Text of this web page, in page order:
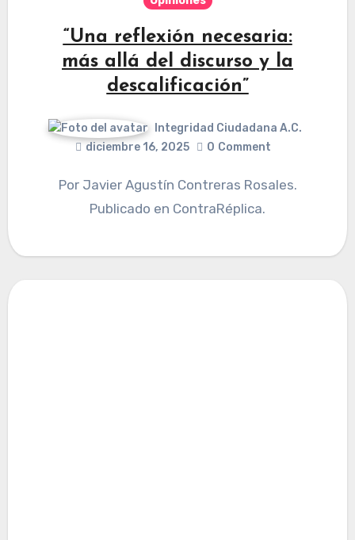
“Una reflexión necesaria:
más allá del discurso y la
descalificación”
Integridad Ciudadana A.C.
diciembre 16, 2025
0 Comment
Por Javier Agustín Contreras Rosales.
Publicado en ContraRéplica.